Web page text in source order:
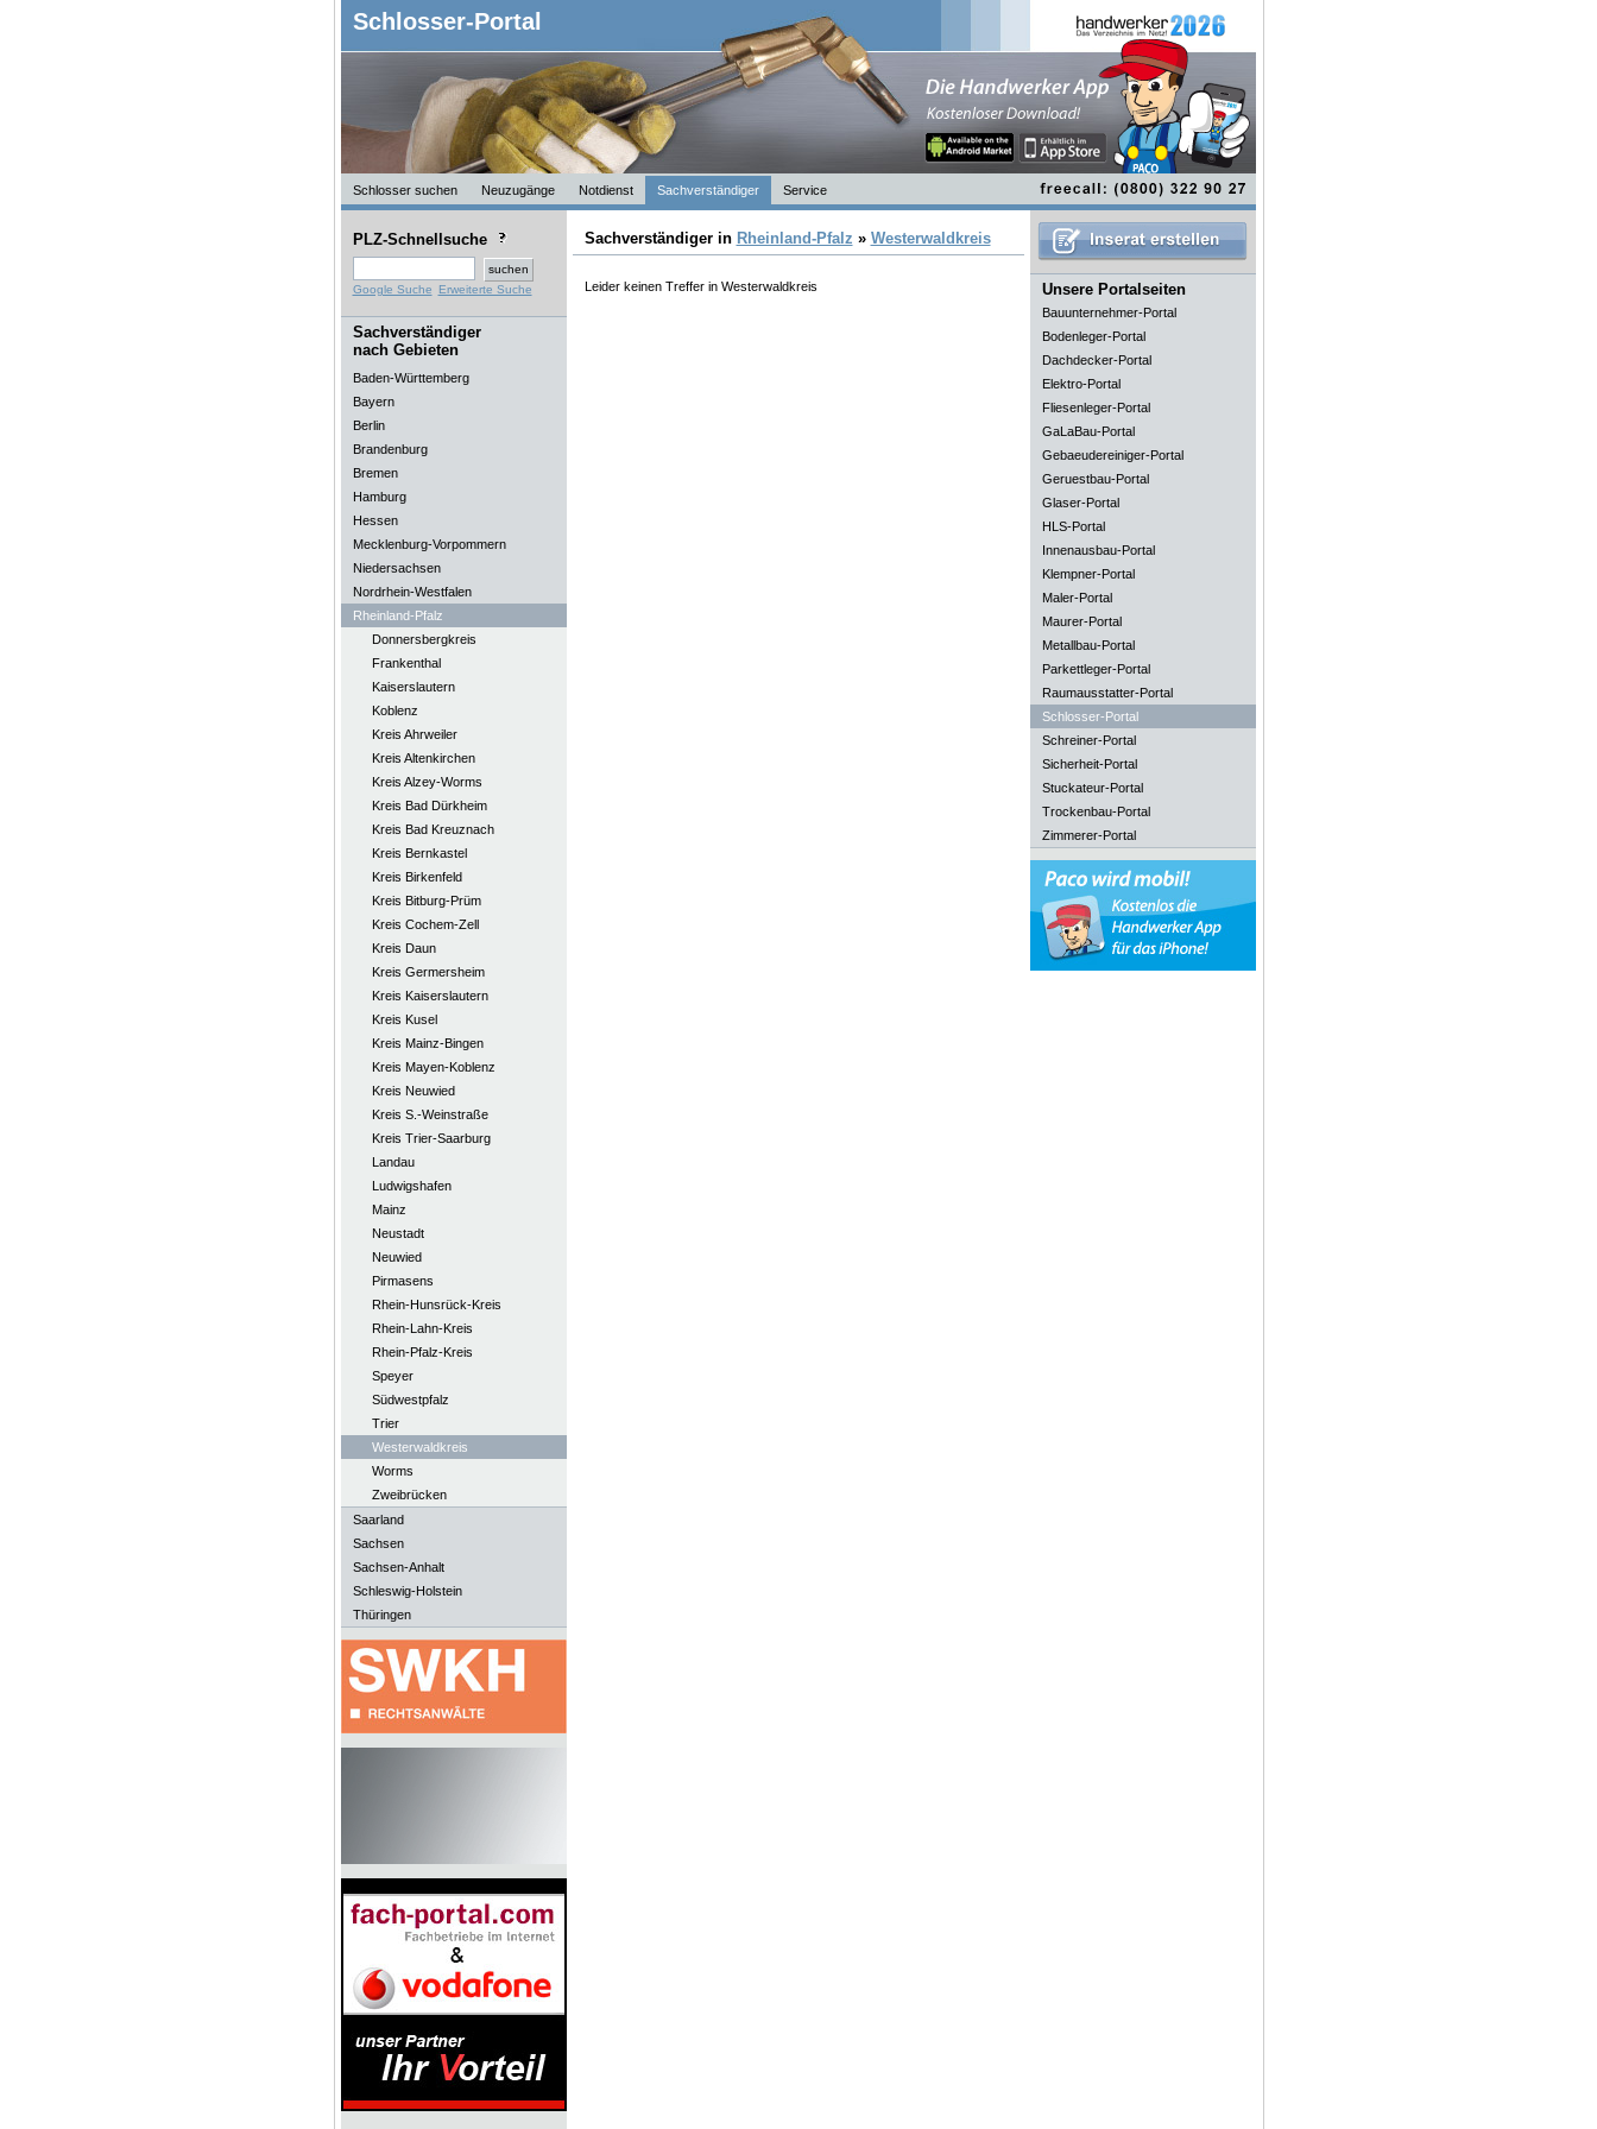
Schlosser-Portal
Schlosser suchen Neuzugänge Notdienst Sachverständiger Service
PLZ-Schnellsuche
Google Suche Erweiterte Suche
Sachverständiger
nach Gebieten
Baden-Württemberg
Bayern
Berlin
Brandenburg
Bremen
Hamburg
Hessen
Mecklenburg-Vorpommern
Niedersachsen
Nordrhein-Westfalen
Rheinland-Pfalz
Donnersbergkreis
Frankenthal
Kaiserslautern
Koblenz
Kreis Ahrweiler
Kreis Altenkirchen
Kreis Alzey-Worms
Kreis Bad Dürkheim
Kreis Bad Kreuznach
Kreis Bernkastel
Kreis Birkenfeld
Kreis Bitburg-Prüm
Kreis Cochem-Zell
Kreis Daun
Kreis Germersheim
Kreis Kaiserslautern
Kreis Kusel
Kreis Mainz-Bingen
Kreis Mayen-Koblenz
Kreis Neuwied
Kreis S.-Weinstraße
Kreis Trier-Saarburg
Landau
Ludwigshafen
Mainz
Neustadt
Neuwied
Pirmasens
Rhein-Hunsrück-Kreis
Rhein-Lahn-Kreis
Rhein-Pfalz-Kreis
Speyer
Südwestpfalz
Trier
Westerwaldkreis
Worms
Zweibrücken
Saarland
Sachsen
Sachsen-Anhalt
Schleswig-Holstein
Thüringen
Sachverständiger in Rheinland-Pfalz » Westerwaldkreis
Leider keinen Treffer in Westerwaldkreis Unsere Portalseiten
Bauunternehmer-Portal
Bodenleger-Portal
Dachdecker-Portal
Elektro-Portal
Fliesenleger-Portal
GaLaBau-Portal
Gebaeudereiniger-Portal
Geruestbau-Portal
Glaser-Portal
HLS-Portal
Innenausbau-Portal
Klempner-Portal
Maler-Portal
Maurer-Portal
Metallbau-Portal
Parkettleger-Portal
Raumausstatter-Portal
Schlosser-Portal
Schreiner-Portal
Sicherheit-Portal
Stuckateur-Portal
Trockenbau-Portal
Zimmerer-Portal